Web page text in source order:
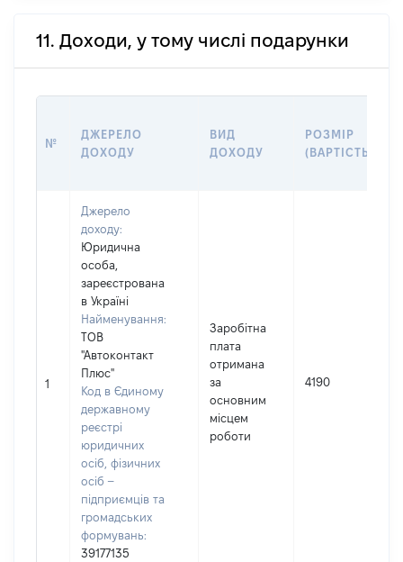
11. Доходи, у тому числі подарунки
№
ДЖЕРЕЛО
ДОХОДУ
ВИД
ДОХОДУ
РОЗМІР
(ВАРТІСТЬ)
1
Джерело
доходу:
Юридична
особа,
зареєстрована
в Україні
Найменування:
ТОВ
"Автоконтакт
Плюс"
Код в Єдиному
державному
реєстрі
юридичних
осіб, фізичних
осіб –
підприємців та
громадських
формувань:
39177135
Заробітна
плата
отримана
за
основним
місцем
роботи
4190